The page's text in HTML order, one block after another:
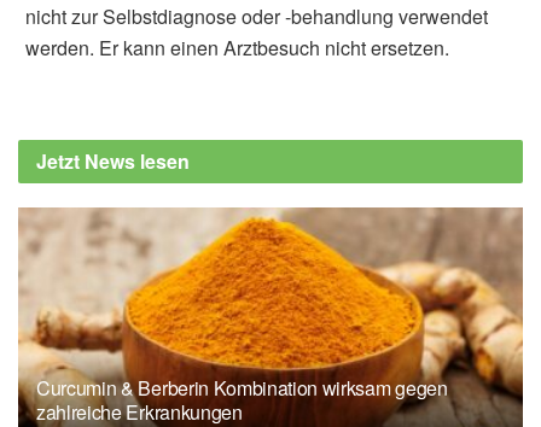
nicht zur Selbstdiagnose oder -behandlung verwendet
werden. Er kann einen Arztbesuch nicht ersetzen.
Jetzt News lesen
Curcumin & Berberin Kombination wirksam gegen
zahlreiche Erkrankungen